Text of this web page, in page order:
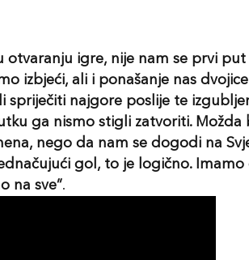
otvaranju igre, nije nam se prvi
izbjeći, ali i ponašanje nas
najgore poslije te
ga nismo stigli zatvoriti. Možda
nego da nam se dogodi na
gol, to je logično.
na sve”.